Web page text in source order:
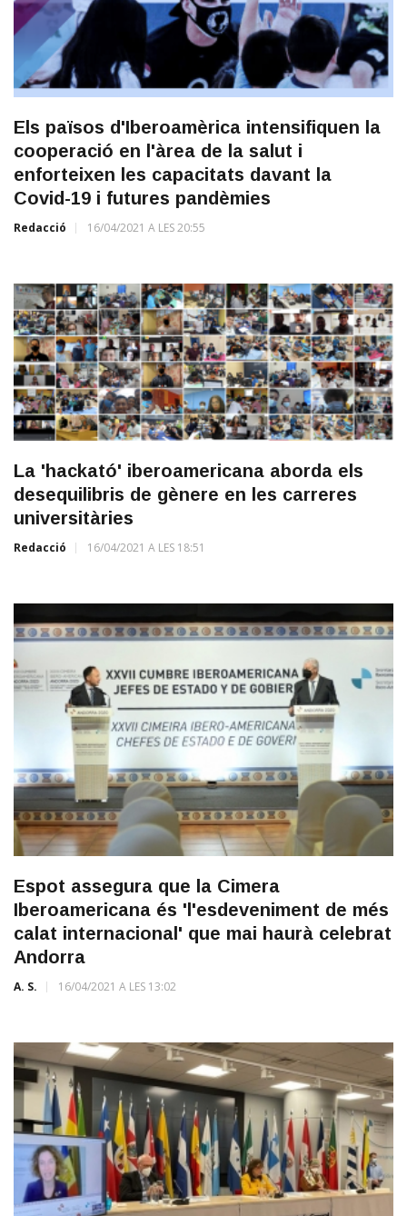
Els països d'Iberoamèrica intensifiquen la
cooperació en l'àrea de la salut i
enforteixen les capacitats davant la
Covid-19 i futures pandèmies
Redacció 16/04/2021 A LES 20:55
La 'hackató' iberoamericana aborda els
desequilibris de gènere en les carreres
universitàries
Redacció 16/04/2021 A LES 18:51
Espot assegura que la Cimera
Iberoamericana és 'l'esdeveniment de més
calat internacional' que mai haurà celebrat
Andorra
A. S. 16/04/2021 A LES 13:02